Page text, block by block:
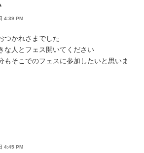
4:39 PM
つかれさまでした
な人とフェス開いてください
もそこでのフェスに参加したいと思いま
4:45 PM